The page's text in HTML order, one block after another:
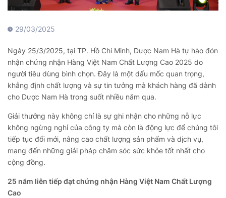
29/03/2025
Ngày 25/3/2025, tại TP. Hồ Chí Minh, Dược Nam Hà tự hào đón
nhận chứng nhận Hàng Việt Nam Chất Lượng Cao 2025 do
người tiêu dùng bình chọn. Đây là một dấu mốc quan trọng,
khẳng định chất lượng và sự tin tưởng mà khách hàng đã dành
cho Dược Nam Hà trong suốt nhiều năm qua.
Giải thưởng này không chỉ là sự ghi nhận cho những nỗ lực
không ngừng nghỉ của công ty mà còn là động lực để chúng tôi
tiếp tục đổi mới, nâng cao chất lượng sản phẩm và dịch vụ,
mang đến những giải pháp chăm sóc sức khỏe tốt nhất cho
cộng đồng.
25 năm liên tiếp đạt chứng nhận Hàng Việt Nam Chất Lượng
Cao